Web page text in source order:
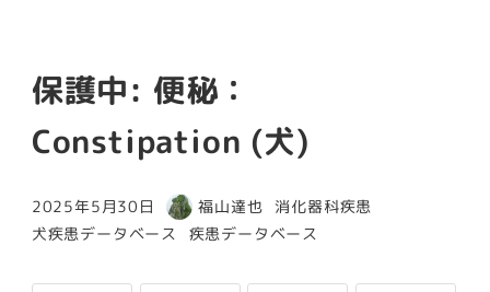
保護中: 便秘：
Constipation (犬)
投稿日
2025年5月30日
著
者
福山達也 カテゴリー
消化器科疾患
カテゴリー
犬疾患データベース カテゴリー
疾患データベース